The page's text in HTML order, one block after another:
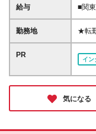
にし
も
給与
■関東・
岡 月給18
万円 ※経験や能力を考慮の上、優遇いたします。 ※イ
変
勤務地
★転
★東
お仕
カでアクセス
阪・
道・
となります。 《各拠
11-
PR
イン
気になる